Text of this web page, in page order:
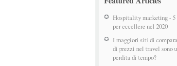
Hospitality marketing - 5
per eccellere nel 2020
I maggiori siti di
di prezzi nel travel sono
perdita di tempo?